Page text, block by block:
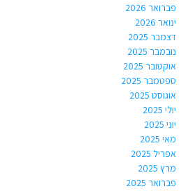
פברואר 2026
ינואר 2026
דצמבר 2025
נובמבר 2025
אוקטובר 2025
ספטמבר 2025
אוגוסט 2025
יולי 2025
יוני 2025
מאי 2025
אפריל 2025
מרץ 2025
פברואר 2025